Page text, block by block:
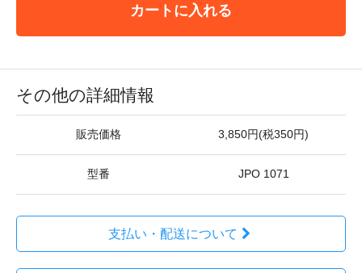
カートに入れる
その他の詳細情報
販売価格 3,850円(税350円)
型番 JPO 1071
支払い・配送について